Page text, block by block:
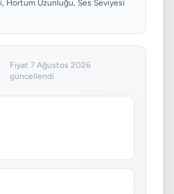
Hortum Uzunluğu, Ses Seviyesi
Fiyat 7 Ağustos 2026
güncellendi